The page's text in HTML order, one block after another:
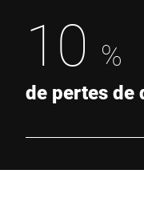
10 %
de pertes de